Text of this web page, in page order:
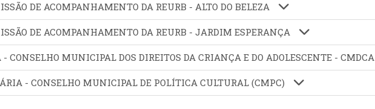
DE ACOMPANHAMENTO DA REURB - ALTO DO BELEZA
DE ACOMPANHAMENTO DA REURB - JARDIM ESPERANÇA
CONSELHO MUNICIPAL DOS DIREITOS DA CRIANÇA E DO ADOLESCENTE - CMDCA
- CONSELHO MUNICIPAL DE POLÍTICA CULTURAL (CMPC)